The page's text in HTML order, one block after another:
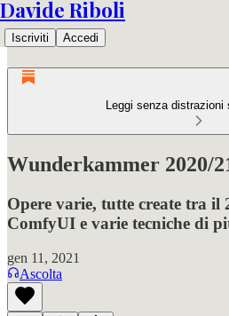
Davide Riboli
Iscriviti Accedi
Leggi senza distrazioni
Wunderkammer 2020/
Opere varie, tutte create tra il
ComfyUI e varie tecniche di
gen 11, 2021
Ascolta